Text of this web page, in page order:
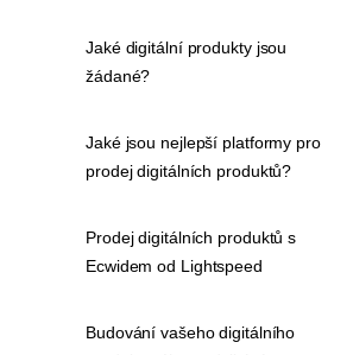
Jaké digitální produkty jsou
žádané?
Jaké jsou nejlepší platformy pro
prodej digitálních produktů?
Prodej digitálních produktů s
Ecwidem od Lightspeed
Budování vašeho digitálního